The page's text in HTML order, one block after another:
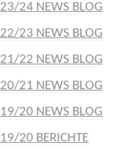
23/24 NEWS BLOG
22/23 NEWS BLOG
21/22 NEWS BLOG
20/21 NEWS BLOG
19/20 NEWS BLOG
19/20 BERICHTE